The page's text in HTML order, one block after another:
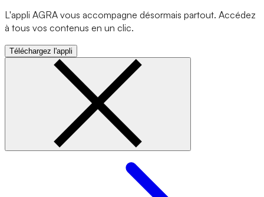
L'appli AGRA vous accompagne désormais partout. Accédez
à tous vos contenus en un clic.
Téléchargez l'appli